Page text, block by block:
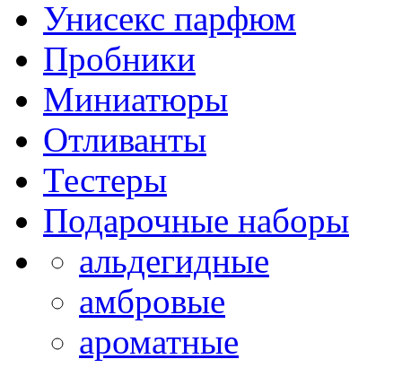
Унисекс парфюм
Пробники
Миниатюры
Отливанты
Тестеры
Подарочные наборы
альдегидные
амбровые
ароматные